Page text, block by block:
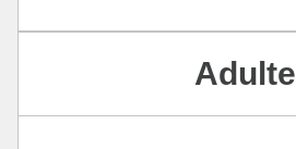
Adulte